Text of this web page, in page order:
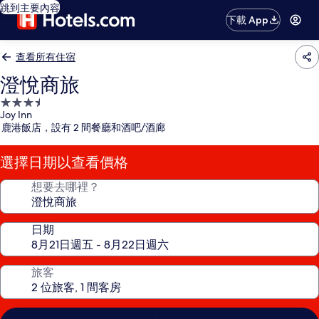
跳到主要內容
下載 App
查看所有住宿
澄悅商旅
3.5
星
級
住
宿
Joy Inn
鹿港飯店，設有 2 間餐廳和酒吧/酒廊
選擇日期以查看價格
想要去哪裡？
日期
旅客